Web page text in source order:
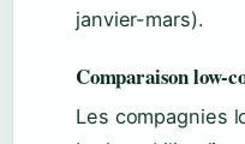
janvier-mars).
Comparaison low-
Les compagnies